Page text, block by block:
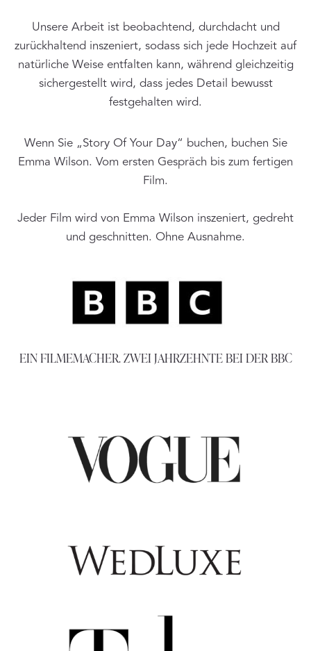
Unsere Arbeit ist beobachtend, durchdacht und
zurückhaltend inszeniert, sodass sich jede Hochzeit auf
natürliche Weise entfalten kann, während gleichzeitig
sichergestellt wird, dass jedes Detail bewusst
festgehalten wird.
Wenn Sie „Story Of Your Day“ buchen, buchen Sie
Emma Wilson. Vom ersten Gespräch bis zum fertigen
Film.
Jeder Film wird von Emma Wilson inszeniert, gedreht
und geschnitten. Ohne Ausnahme.
EIN FILMEMACHER. ZWEI JAHRZEHNTE BEI DER BBC